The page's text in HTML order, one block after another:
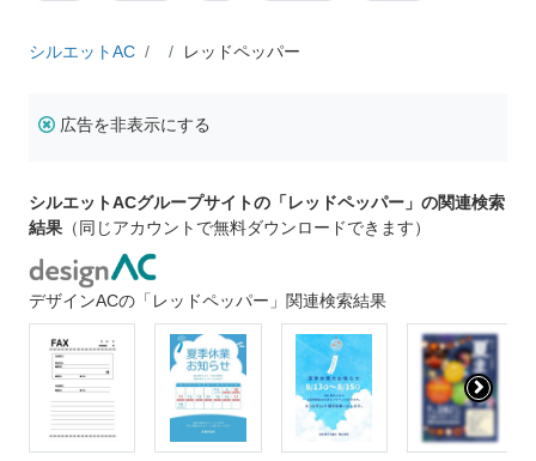
シルエットAC レッドペッパー
広告を非表示にする
シルエットACグループサイトの「レッドペッパー」の関連検索
結果 （同じアカウントで無料ダウンロードできます）
デザインACの「レッドペッパー」関連検索結果